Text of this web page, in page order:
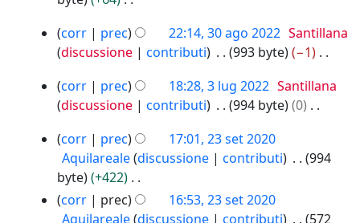
d
e
l
a
m
d
f
i
t
o
e
l
a
m
o
d
g
g
e
t
o
e
l
a
n
o
g
g
t
o
d
e
s
u
n
o
g
e
t
corr prec 22:14, 30 ago 2022 Santillana
discussione
contributi 993 byte
−1
e
s
u
n
o
g
corr prec 18:28, 3 lug 2022 Santillana
discussione
contributi 994 byte
0
e
s
u
corr prec
17:01, 23 set 2020
Aquilareale discussione contributi
994
byte
+422
Ncorr prec
16:53, 23 set 2020
Aquilareale discussione contributi 572